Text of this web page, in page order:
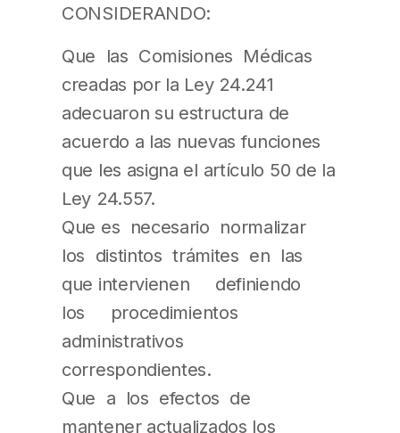
CONSIDERANDO:
Que las Comisiones Médicas
creadas por la Ley 24.241
adecuaron su estructura de
acuerdo a las nuevas funciones
que les asigna el artículo 50 de la
Ley 24.557.
Que es necesario normalizar
los distintos trámites en las
que intervienen definiendo
los procedimientos
administrativos
correspondientes.
Que a los efectos de
mantener actualizados los